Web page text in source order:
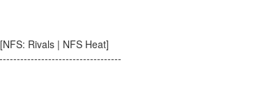
Rivals | NFS Heat]